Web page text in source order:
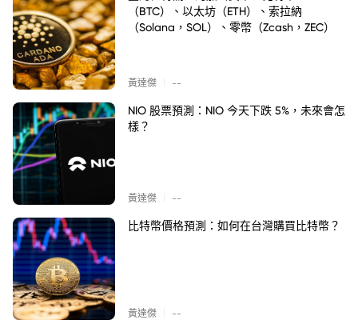
（BTC）、以太坊（ETH）、索拉納
（Solana，SOL）、零幣（Zcash，ZEC）
黃達傑 --
NIO 股票預測：NIO 今天下跌 5%，未來會怎
樣？
黃達傑 --
比特幣價格預測：如何在台灣購買比特幣？
黃達傑 --